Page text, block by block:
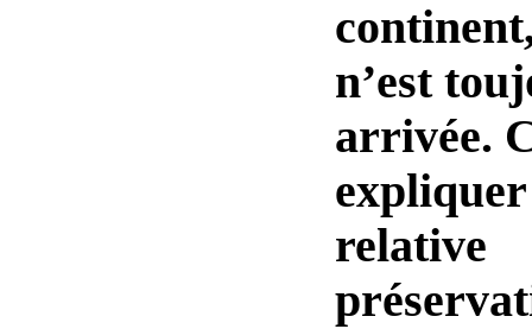
n’est
arrivée.
relative